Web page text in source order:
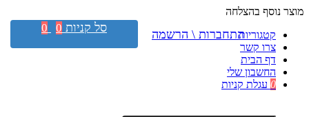
מוצר נוסף בהצלחה
קטגוריות
צרו קשר
דף הבית
החשבון שלי
0 עגלת קניות
התחברות \ הרשמה סל קניות 0
0